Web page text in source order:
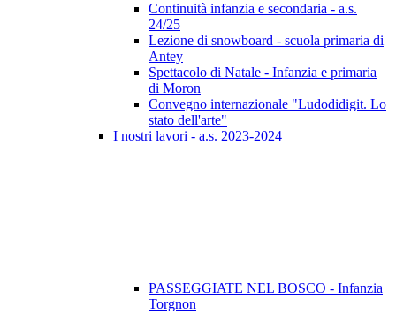
Continuità infanzia e secondaria - a.s.
24/25
Lezione di snowboard - scuola primaria di
Antey
Spettacolo di Natale - Infanzia e primaria
di Moron
Convegno internazionale "Ludodidigit. Lo
stato dell'arte"
I nostri lavori - a.s. 2023-2024
PASSEGGIATE NEL BOSCO - Infanzia
Torgnon